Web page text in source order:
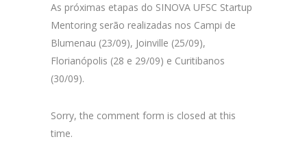
As próximas etapas do SINOVA UFSC Startup
Mentoring serão realizadas nos Campi de
Blumenau (23/09), Joinville (25/09),
Florianópolis (28 e 29/09) e Curitibanos
(30/09).
Sorry, the comment form is closed at this
time.